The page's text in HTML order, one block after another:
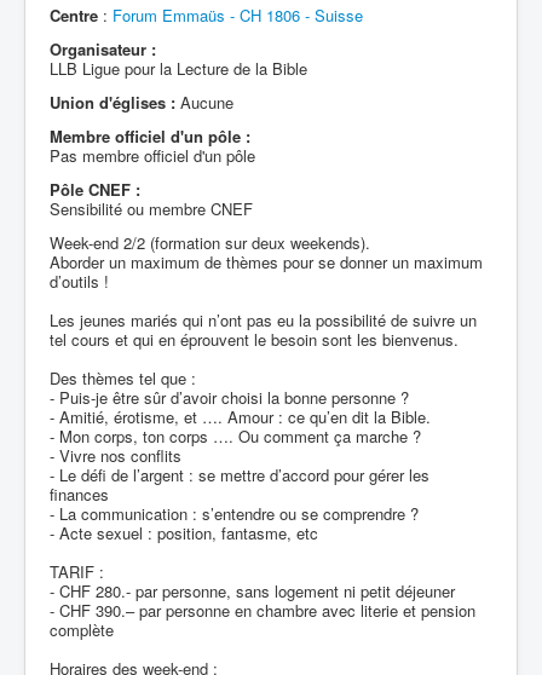
Centre : Forum Emmaüs - CH 1806 - Suisse
Organisateur :
LLB Ligue pour la Lecture de la Bible
Union d'églises : Aucune
Membre officiel d'un pôle :
Pas membre officiel d'un pôle
Pôle CNEF :
Sensibilité ou membre CNEF
Week-end 2/2 (formation sur deux weekends).
Aborder un maximum de thèmes pour se donner un maximum
d’outils !
Les jeunes mariés qui n’ont pas eu la possibilité de suivre un
tel cours et qui en éprouvent le besoin sont les bienvenus.
Des thèmes tel que :
- Puis-je être sûr d’avoir choisi la bonne personne ?
- Amitié, érotisme, et …. Amour : ce qu’en dit la Bible.
- Mon corps, ton corps …. Ou comment ça marche ?
- Vivre nos conflits
- Le défi de l’argent : se mettre d’accord pour gérer les
finances
- La communication : s’entendre ou se comprendre ?
- Acte sexuel : position, fantasme, etc
TARIF :
- CHF 280.- par personne, sans logement ni petit déjeuner
- CHF 390.– par personne en chambre avec literie et pension
complète
Horaires des week-end :